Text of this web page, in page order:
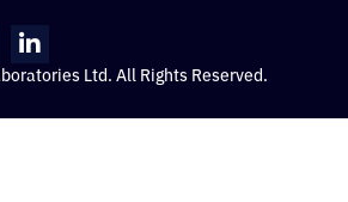
Ltd. All Rights Reserved.